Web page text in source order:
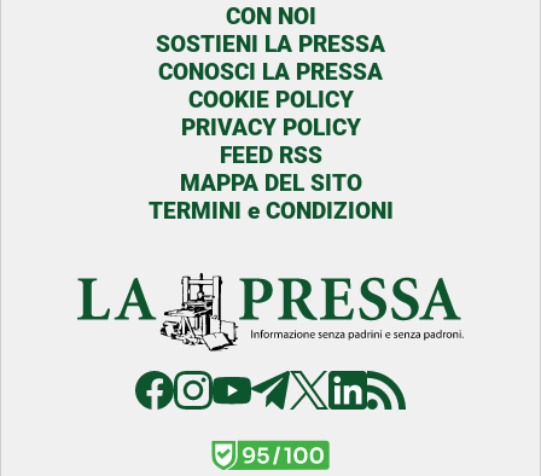
CON NOI
SOSTIENI LA PRESSA
CONOSCI LA PRESSA
COOKIE POLICY
PRIVACY POLICY
FEED RSS
MAPPA DEL SITO
TERMINI e CONDIZIONI